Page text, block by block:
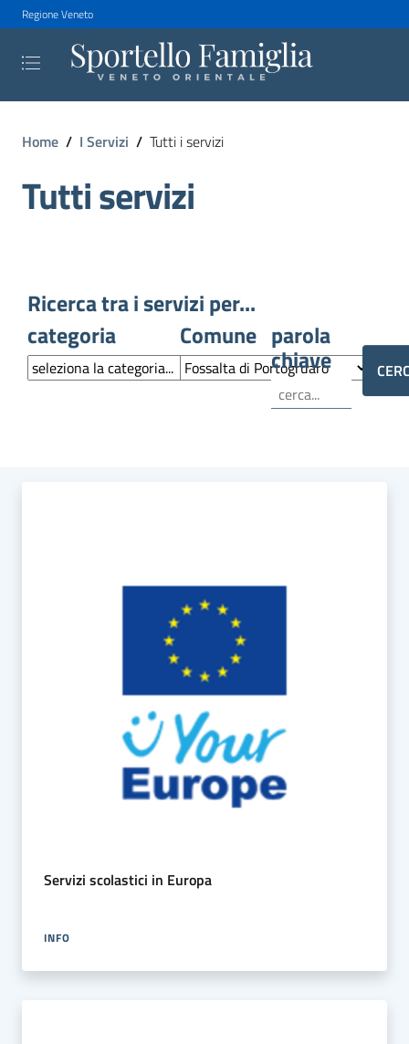
Regione Veneto
Home / I Servizi / Tutti i servizi
Tutti servizi
Ricerca tra i servizi per...
categoria
Comune parola
chiave
Servizi scolastici in Europa
INFO